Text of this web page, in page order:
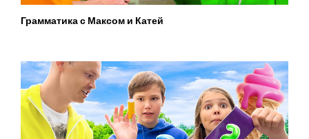
Грамматика с Максом и Катей